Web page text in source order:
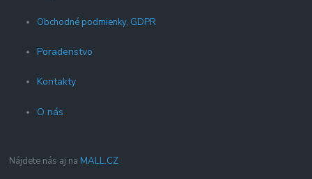
Obchodné podmienky, GDPR
Poradenstvo
Kontakty
O nás
Nájdete nás aj na MALL.CZ